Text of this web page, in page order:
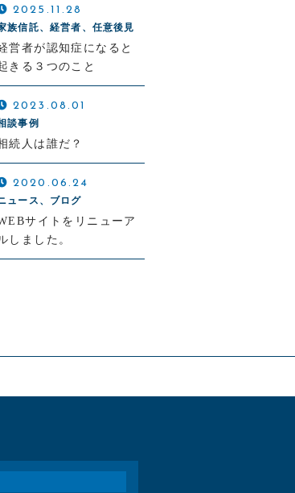
2025.11.28
族信託、経営者、任意後見
営者が認知症になると
きる３つのこと
2023.08.01
談事例
続人は誰だ？
2020.06.24
ュース、ブログ
サイトをリニューア
しました。